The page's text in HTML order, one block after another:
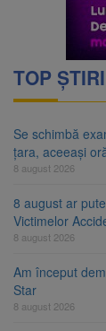
TOP ȘTIRI
Se schimbă
țara, aceeași
8 august 2026
8 august ar
Victimelor
8 august 2026
Am început
Star
8 august 2026